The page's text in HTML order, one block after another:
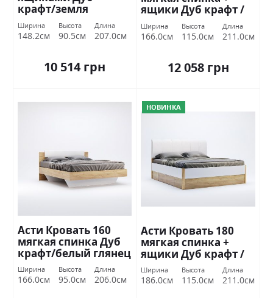
крафт/земля
Миромарк
Ширина
148.2см
Высота
90.5см
Длина
207.0см
10 514 грн
ящики Дуб крафт /
белый глянец
Миромарк
Ширина
166.0см
Высота
115.0см
Длина
211.0см
12 058 грн
Асти Кровать 160
мягкая спинка Дуб
крафт/белый глянец
Миромарк
Ширина
166.0см
Высота
95.0см
Длина
206.0см
НОВИНКА
Асти Кровать 180
мягкая спинка +
ящики Дуб крафт /
белый глянец
Миромарк
Ширина
186.0см
Высота
115.0см
Длина
211.0см